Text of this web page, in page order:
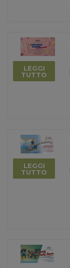
LEGGI
TUTTO
LEGGI
TUTTO